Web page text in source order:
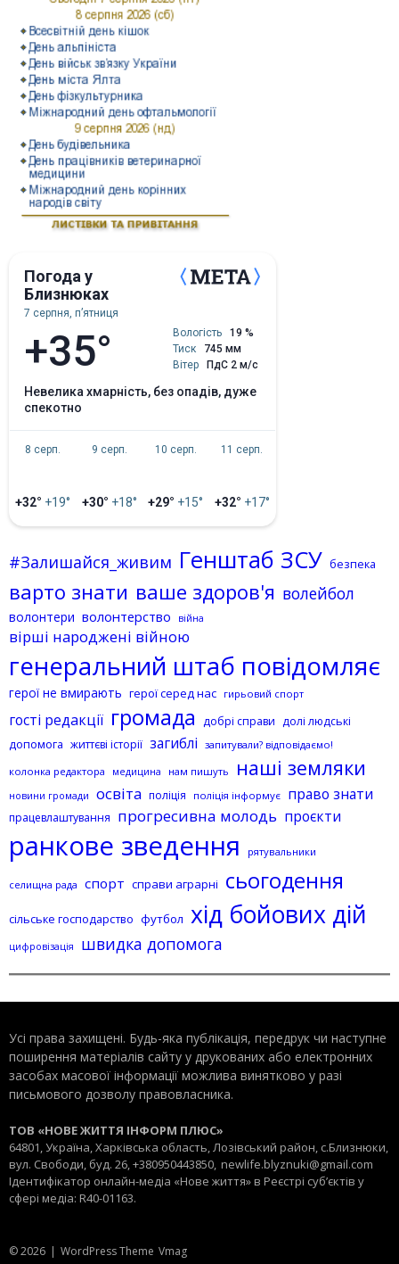
Погода у
Близнюках
7 серпня, пʼятниця
+35° Вологість
19 %
Тиск
745 мм
Вітер
ПдС 2 м/с
невелика хмарність, без опадів, дуже
спекотно
8 серп.
+32° +19°
9 серп.
+30° +18°
10 серп.
+29° +15°
11 серп.
+32° +17°
#Залишайся_живим Генштаб ЗСУ безпека
варто знати ваше здоров'я волейбол
волонтери волонтерство війна
вірші народжені війною
генеральний штаб повідомляє
герої не вмирають герої серед нас гирьовий спорт
гості редакції громада добрі справи долі людські
допомога життєві історії загиблі запитували? відповідаємо!
колонка редактора
медицина нам пишуть наші земляки
новини громади освіта поліція поліція інформує право знати
працевлаштування прогресивна молодь проєкти
ранкове зведення рятувальники
селищна рада спорт справи аграрні сьогодення
сільське господарство футбол хід бойових дій
цифровізація швидка допомога
Усі права захищені. Будь-яка публiкацiя, передрук чи наступне
поширення матеріалів сайту у друкованих або електронних
засобах масової інформації можлива винятково у разі
письмового дозволу правовласника.
ТОВ «НОВЕ ЖИТТЯ ІНФОРМ ПЛЮС»
64801, Україна, Харківська область, Лозівський район, с.Близнюки,
вул. Свободи, буд. 26, +380950443850, newlife.blyznuki@gmail.com
Ідентифікатор онлайн-медіа «Нове життя» в Реєстрі суб’єктів у
сфері медіа: R40-01163.
© 2026 | WordPress Theme Vmag